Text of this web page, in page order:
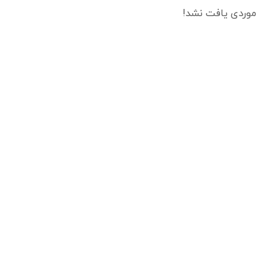
موردی یافت نشد!